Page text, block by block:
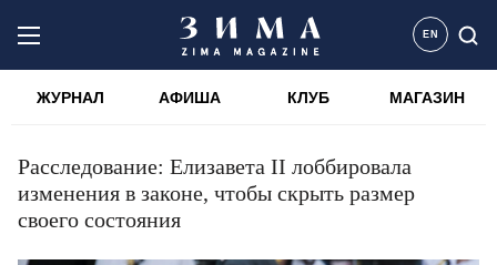
EN
ЖУРНАЛ АФИША КЛУБ МАГАЗИН
Расследование: Елизавета II лоббировала
изменения в законе, чтобы скрыть размер
своего состояния